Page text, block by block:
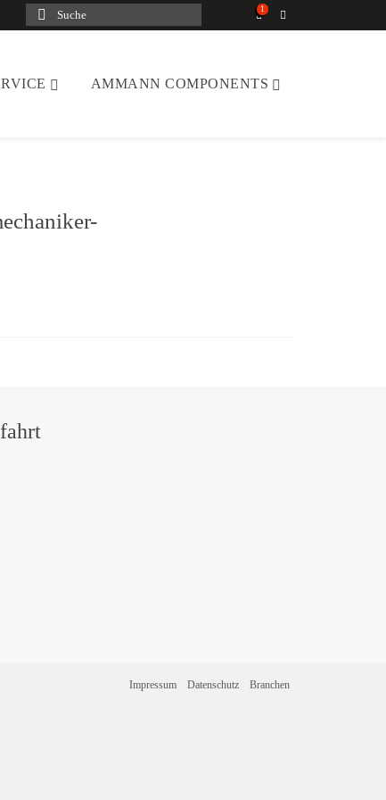
Suche
nach:
AMMANN COMPONENTS
Impressum Datenschutz Branchen